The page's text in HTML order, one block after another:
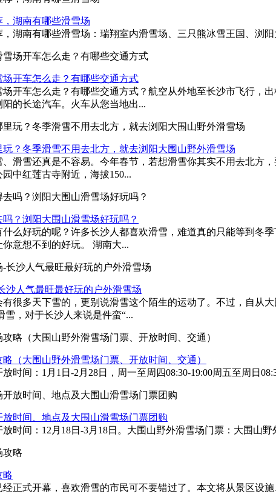
湖南有哪些滑雪场
湖南有哪些滑雪场：瑞翔室内滑雪场、三只熊冰雪王国、浏
开车怎么走？有哪些交通方式
开车怎么走？有哪些交通方式？航空从外地至长沙市飞行，
的长途汽车。火车从您当地出...
？冬季滑雪不用去北方，就去浏阳大围山野外滑雪场
、滑雪还真是不容易。今年春节，若想滑雪你其实不用去北
中红莲古寺附近，海拔150...
？浏阳大围山滑雪场好玩吗？
么好玩的呢？许多长沙人都喜欢滑雪，难道真的只能等到冬
意想不到的好玩。 湖南大...
沙人气最旺最好玩的户外滑雪场
很多天下雪的，更别说滑雪这个陌生的运动了。不过，自从
雪，对于长沙人来说是件蛮“...
（大围山野外滑雪场门票、开放时间、交通）
时间：1月1日-2月28日，周一至周四08:30-19:00周五至周日
时间、地点及大围山滑雪场门票团购
时间：12月18日-3月18日。大围山野外滑雪场门票：大围山野
略
正式开幕，喜欢滑雪的市民可不要错过了。本文将从景区设